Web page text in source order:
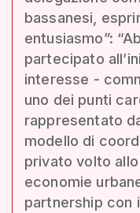
bassanesi,
entusiasmo”:
partecipato
interesse -
uno dei punti
rappresentato
modello di
privato volto
economie
partnership con